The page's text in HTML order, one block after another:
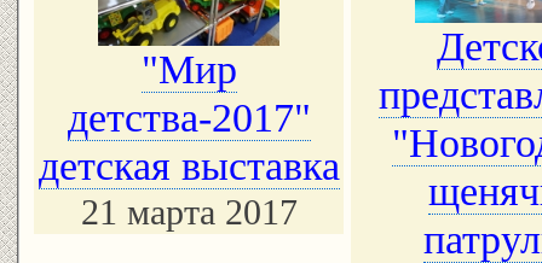
"Мир
детства-2017"
детская выставка
21 марта 2017